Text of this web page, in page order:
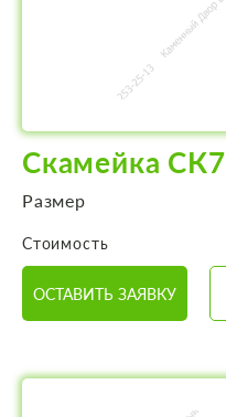
Скамейка СК7
Размер
Стоимость
ОСТАВИТЬ ЗАЯВКУ